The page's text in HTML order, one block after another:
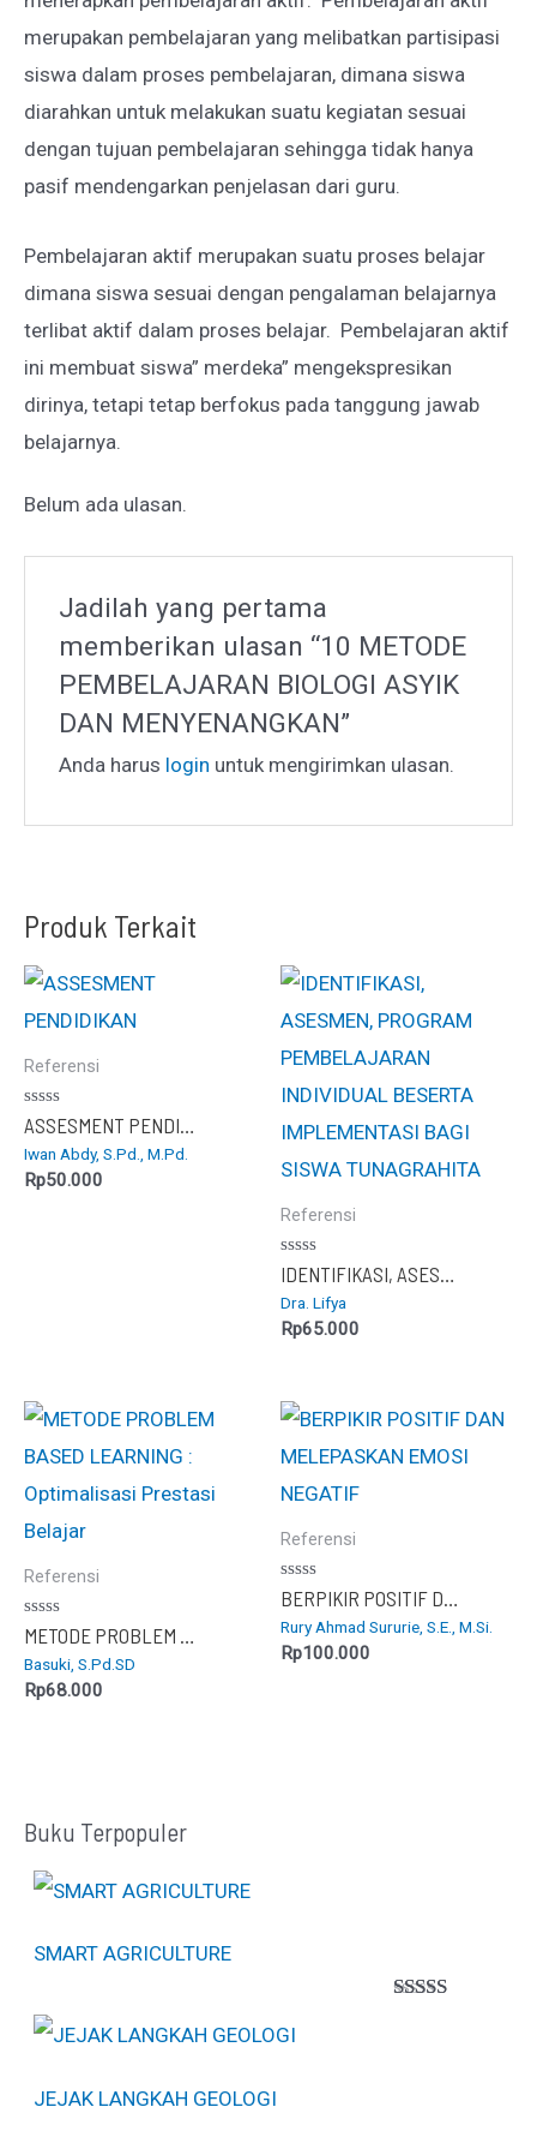
merupakan pembelajaran yang melibatkan partisipasi
siswa dalam proses pembelajaran, dimana siswa
diarahkan untuk melakukan suatu kegiatan sesuai
dengan tujuan pembelajaran sehingga tidak hanya
pasif mendengarkan penjelasan dari guru.
Pembelajaran aktif merupakan suatu proses belajar
dimana siswa sesuai dengan pengalaman belajarnya
terlibat aktif dalam proses belajar. Pembelajaran aktif
ini membuat siswa” merdeka” mengekspresikan
dirinya, tetapi tetap berfokus pada tanggung jawab
belajarnya.
Belum ada ulasan.
Jadilah yang pertama
memberikan ulasan “10 METODE
PEMBELAJARAN BIOLOGI ASYIK
DAN MENYENANGKAN”
Anda harus login untuk mengirimkan ulasan.
Produk Terkait
Referensi
Dinilai
0
dari
5
Iwan Abdy, S.Pd., M.Pd.
Rp50.000
Referensi
Dinilai
0
dari
5
Dra. Lifya
Rp65.000
Referensi
Dinilai
0
dari
5
Basuki, S.Pd.SD
Rp68.000
Referensi
Dinilai
0
dari
5
Rury Ahmad Sururie, S.E., M.Si.
Rp100.000
Buku Terpopuler
SMART AGRICULTURE
JEJAK LANGKAH GEOLOGI